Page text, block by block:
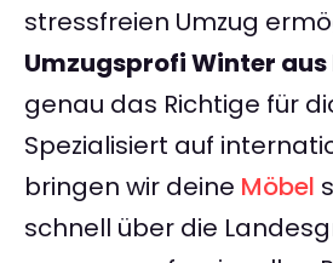
stressfreien Umzug
Umzugsprofi Winter
genau das Richtige für
Spezialisiert auf
bringen wir deine Möbel
schnell über die